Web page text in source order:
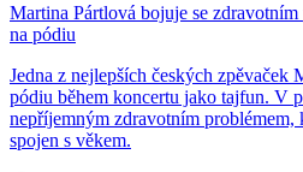
Martina Pártlová bojuje se
na pódiu
Jedna z nejlepších českých zpěvaček
pódiu během koncertu jako tajfun. V
nepříjemným zdravotním problémem,
spojen s věkem.